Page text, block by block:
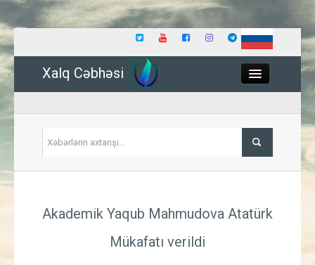
Xalq Cəbhəsi
İqtisadiyyat
Akademik Yaqub Mahmudova Atatürk
Mükafatı verildi